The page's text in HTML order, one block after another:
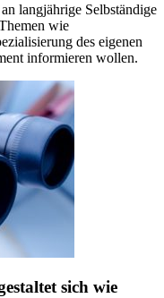
langjährige Selbständige
wie
des eigenen
informieren wollen.
sich wie